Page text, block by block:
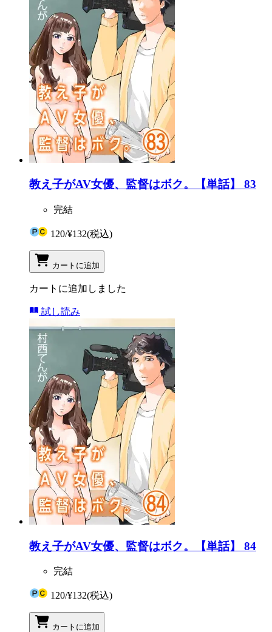
教え子がAV女優、監督はボク。【単話】 83
完結
120/¥132(税込)
カートに追加
カートに追加しました
試し読み
教え子がAV女優、監督はボク。【単話】 84
完結
120/¥132(税込)
カートに追加